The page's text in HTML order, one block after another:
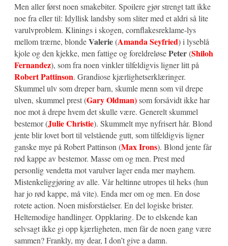
Men aller først noen smakebiter. Spoilere gjør strengt tatt ikke
noe fra eller til: Idyllisk landsby som sliter med et aldri så lite
varulvproblem. Klinings i skogen, cornflakesreklame-lys
mellom trærne, blondeValerie(Amanda Seyfried) i lyseblå
kjole og den kjekke, men fattige og foreldreløsePeter(Shiloh
Fernandez), som fra noen vinkler tilfeldigvis ligner litt på
Robert Pattinson. Grandiose kjærlighetserklæringer.
Skummel ulv som dreper barn, skumle menn som vil drepe
ulven, skummel prest (Gary Oldman)som forsåvidt ikke har
noe mot å drepe hvem det skulle være. Generelt skummel
bestemor (Julie Christie). Skummelt mye nyfrisert hår. Blond
jente blir lovet bort til velstående gutt, som tilfeldigvis ligner
ganske mye på Robert Pattinson (Max Irons). Blond jente får
rød kappe av bestemor. Masse om og men. Prest med
personlig vendetta mot varulver lager enda mer mayhem.
Mistenkeliggjøring av alle. Vår heltinne utropes til heks (hun
har jo rød kappe, må vite). Enda mer om og men. En dose
rotete action. Noen misforståelser. En del logiske brister.
Heltemodige handlinger. Oppklaring. De to elskende kan
selvsagt ikke gi opp kjærligheten, men får de noen gang være
sammen? Frankly, my dear, I don’t give a damn.